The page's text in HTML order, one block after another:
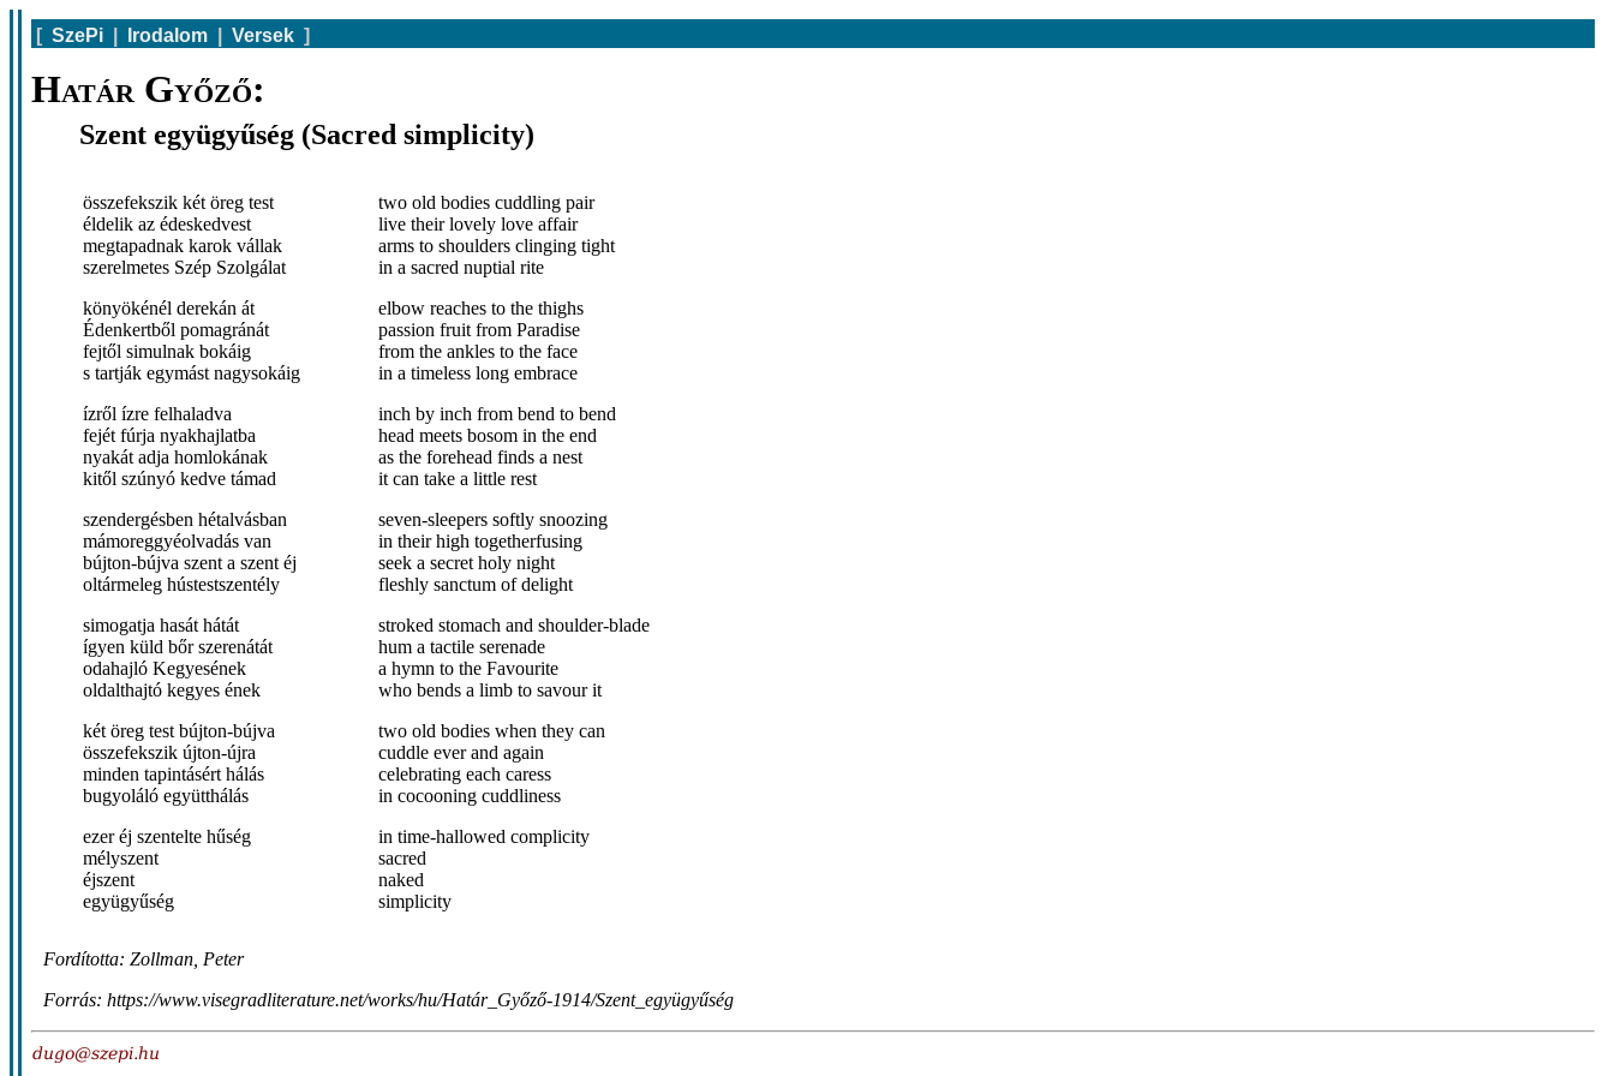
[ SzePi Irodalom Versek ]
Határ Győző:
Szent együgyűség (Sacred simplicity)
összefekszik két öreg test
éldelik az édeskedvest
megtapadnak karok vállak
szerelmetes Szép Szolgálat
könyökénél derekán át
Édenkertből pomagránát
fejtől simulnak bokáig
s tartják egymást nagysokáig
ízről ízre felhaladva
fejét fúrja nyakhajlatba
nyakát adja homlokának
kitől szúnyó kedve támad
szendergésben hétalvásban
mámoreggyéolvadás van
bújton-bújva szent a szent éj
oltármeleg hústestszentély
simogatja hasát hátát
ígyen küld bőr szerenátát
odahajló Kegyesének
oldalthajtó kegyes ének
két öreg test bújton-bújva
összefekszik újton-újra
minden tapintásért hálás
bugyoláló együtthálás
ezer éj szentelte hűség
mélyszent
éjszent
együgyűség
two old bodies cuddling pair
live their lovely love affair
arms to shoulders clinging tight
in a sacred nuptial rite
elbow reaches to the thighs
passion fruit from Paradise
from the ankles to the face
in a timeless long embrace
inch by inch from bend to bend
head meets bosom in the end
as the forehead finds a nest
it can take a little rest
seven-sleepers softly snoozing
in their high togetherfusing
seek a secret holy night
fleshly sanctum of delight
stroked stomach and shoulder-blade
hum a tactile serenade
a hymn to the Favourite
who bends a limb to savour it
two old bodies when they can
cuddle ever and again
celebrating each caress
in cocooning cuddliness
in time-hallowed complicity
sacred
naked
simplicity
Fordította: Zollman, Peter
Forrás: https://www.visegradliterature.net/works/hu/Határ_Győző-1914/Szent_együgyűség